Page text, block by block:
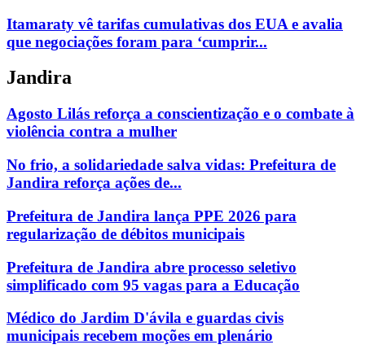
Itamaraty vê tarifas cumulativas dos EUA e avalia
que negociações foram para ‘cumprir...
Jandira
Agosto Lilás reforça a conscientização e o combate à
violência contra a mulher
No frio, a solidariedade salva vidas: Prefeitura de
Jandira reforça ações de...
Prefeitura de Jandira lança PPE 2026 para
regularização de débitos municipais
Prefeitura de Jandira abre processo seletivo
simplificado com 95 vagas para a Educação
Médico do Jardim D'ávila e guardas civis
municipais recebem moções em plenário